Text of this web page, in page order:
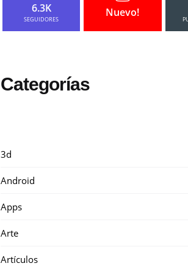
6.3K
SEGUIDORES
Nuevo!
Categorías
3d
Android
Apps
Arte
Artículos